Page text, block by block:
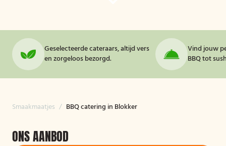
Geselecteerde cateraars, altijd vers
en zorgeloos bezorgd.
Vind jouw
BBQ tot
Smaakmaatjes / BBQ catering in Blokker
ONS AANBOD